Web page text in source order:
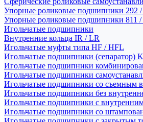
Упорные роликовые подшипники 292 /
Упорные роликовые подшипники 811
Игольчатые подшипники
Внутренние кольца IR / LR
Игольчатые муфты типа HF / HFL
Игольчатые подшипники (сепаратор)
Игольчатые подшипники
Игольчатые подшипники
Игольчатые подшипники со съемным
Игольчатые подшипники без
Игольчатые подшипники с
Игольчатые подшипники со